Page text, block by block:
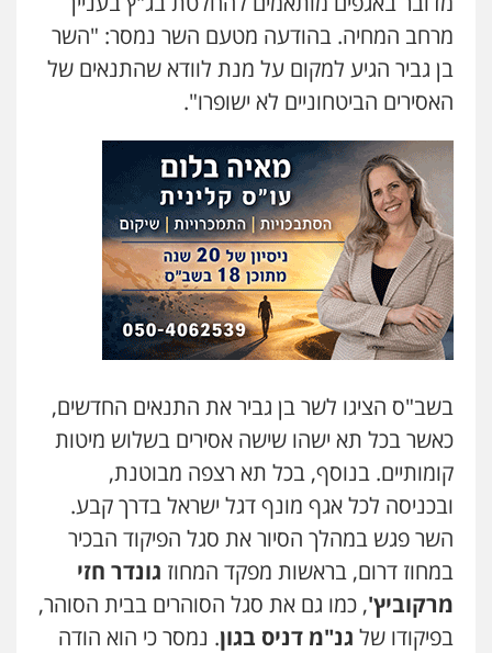
0505471497
עו"ד שאדי נאטור
פלילי פשיעה חמורה מעצרים וחקירות
משרד עורכי דין פארס פלאח
פלילי צבאי צווארון לבן והונאה ביטוח לאומי
0549911449
עו"ד יניב זוסמן
פלילי כלכלי פשיעה חמורה מעצרים
וחקירות
עו"ד אסף גונן
פלילי פשע חמור תעבורה צבא מעצרים
וחקירות
0542255161
גל דהן – משרד עורך דין פלילי
פלילי פשיעה חמורה סמים מעצרים
וחקירות
0544723840
מרחב המחיה. בהודעה מטעם השר נמסר: "השר
בן גביר הגיע למקום על מנת לוודא שהתנאים של
האסירים הביטחוניים לא ישופרו".
בשב"ס הציגו לשר בן גביר את התנאים החדשים,
כאשר בכל תא ישהו שישה אסירים בשלוש מיטות
קומותיים. בנוסף, בכל תא רצפה מבוטנת,
ובכניסה לכל אגף מונף דגל ישראל בדרך קבע.
השר פגש במהלך הסיור את סגל הפיקוד הבכיר
במחוז דרום, בראשות מפקד המחוז גונדר חזי
מרקוביץ', כמו גם את סגל הסוהרים בבית הסוהר,
בפיקודו של גנ"מ דניס בגון. נמסר כי הוא הודה